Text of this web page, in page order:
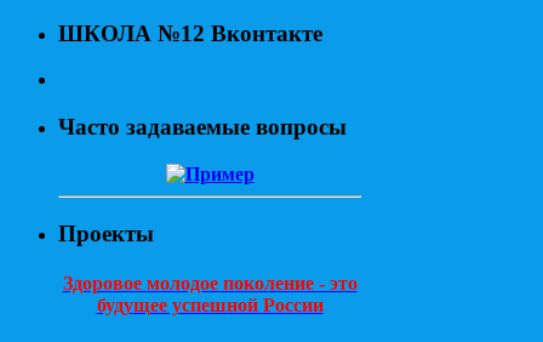
ШКОЛА №12 Вконтакте
Часто задаваемые вопросы
Проекты
Здоровое молодое поколение - это
будущее успешной России